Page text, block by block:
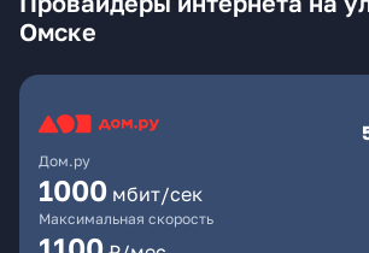
Омске
Дом.ру
1000 мбит/сек
Максимальная скорость